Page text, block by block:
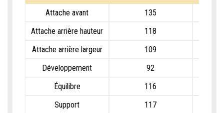
Attache avant
135
Attache arrière hauteur
118
Attache arrière largeur
109
Développement
92
Équilibre
116
Support
117